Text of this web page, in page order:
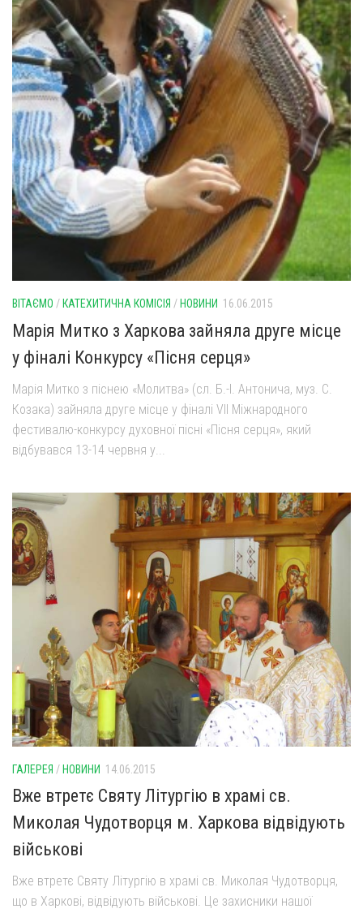
ВІТАЄМО / КАТЕХИТИЧНА КОМІСІЯ / НОВИНИ 16.06.2015
Марія Митко з Харкова зайняла друге місце
у фіналі Конкурсу «Пісня серця»
Марія Митко з піснею «Молитва» (сл. Б.-І. Антонича, муз. С.
Козака) зайняла друге місце у фіналі VII Міжнародного
фестивалю-конкурсу духовної пісні «Пісня серця», який
відбувався 13-14 червня у...
ГАЛЕРЕЯ / НОВИНИ 14.06.2015
Вже втретє Святу Літургію в храмі св.
Миколая Чудотворця м. Харкова відвідують
військові
Вже втретє Святу Літургію в храмі св. Миколая Чудотворця,
що в Харкові, відвідують військові. Це захисники нашої